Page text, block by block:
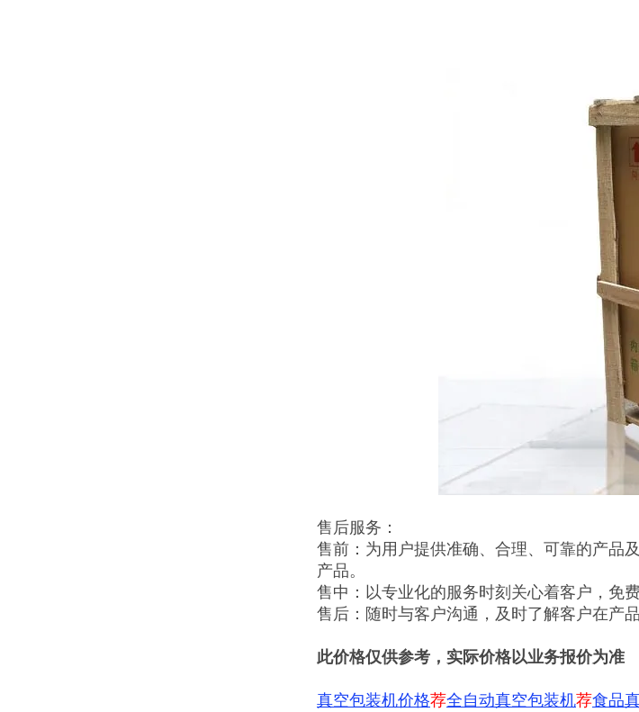
售后服务：
售前：为用户提供准确、合理、可靠的产品
产品。
售中：以专业化的服务时刻关心着客户，免
售后：随时与客户沟通，及时了解客户在产
此价格仅供参考，实际价格以业务报价为准
真空包装机价格荐全自动真空包装机荐食品